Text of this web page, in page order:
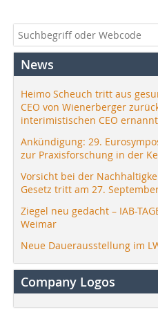
News
Heimo Scheuch tritt aus
CEO von Wienerberger
interimistischen CEO ernannt
Ankündigung: 29.
zur Praxisforschung in der
Vorsicht bei der
Gesetz tritt am 27.
Ziegel neu gedacht – IAB-
Weimar
Neue Dauerausstellung im
Company Logos